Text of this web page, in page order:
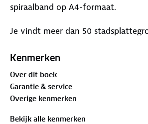
spiraalband op A4-formaat.
Je vindt meer dan 50
plaatsnamenindex. Dit maakt het
en je route zorgvuldig te plannen.
als eerste ontdekken?
Kenmerken
Over dit boek
Garantie & service
Overige kenmerken
Bekijk alle kenmerken